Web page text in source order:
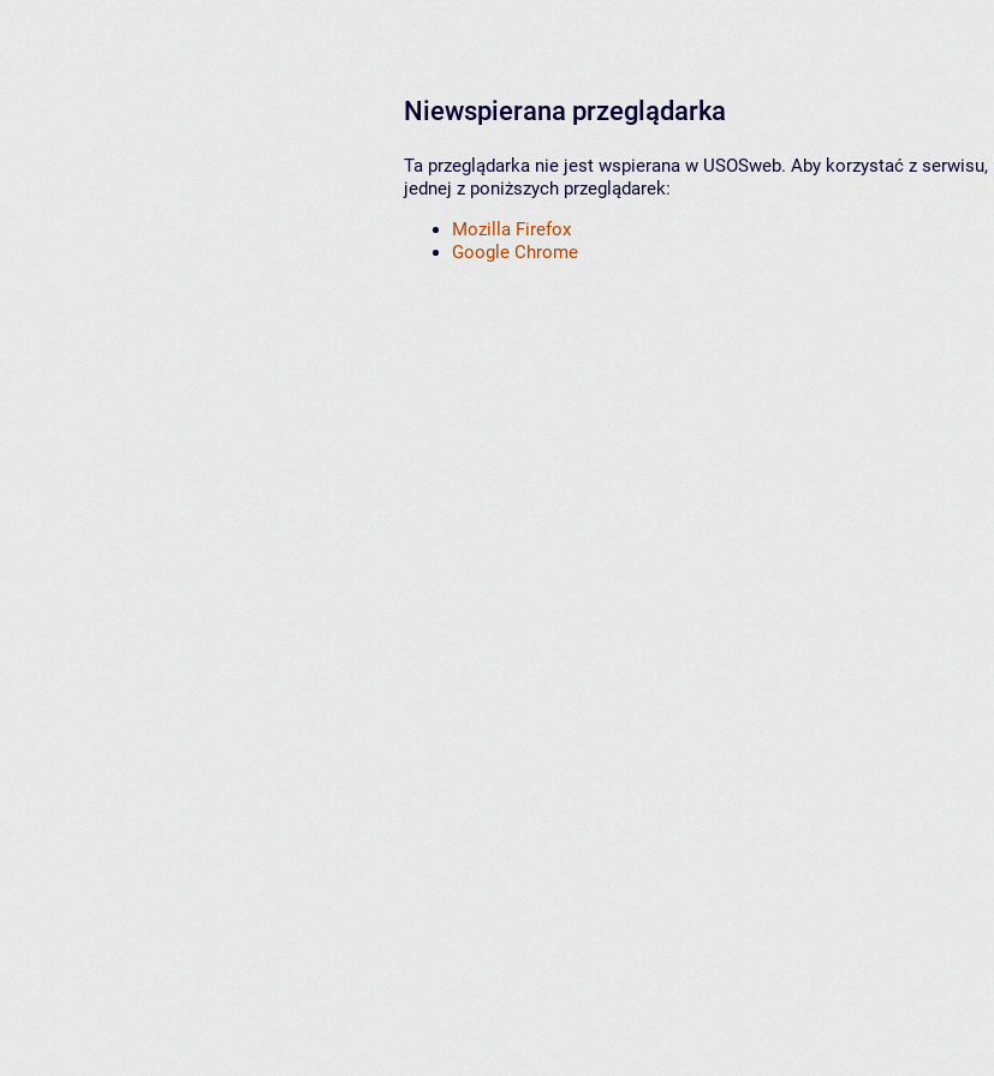
Niewspierana przeglądarka
Ta przeglądarka nie jest wspierana w USOSweb. Aby korzystać z
jednej z poniższych przeglądarek:
Mozilla Firefox
Google Chrome